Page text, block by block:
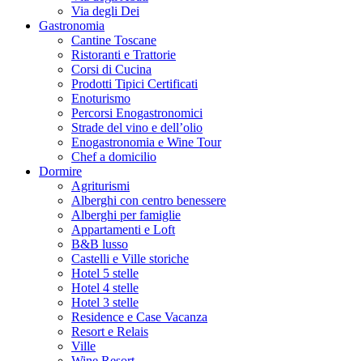
Via degli Dei
Gastronomia
Cantine Toscane
Ristoranti e Trattorie
Corsi di Cucina
Prodotti Tipici Certificati
Enoturismo
Percorsi Enogastronomici
Strade del vino e dell’olio
Enogastronomia e Wine Tour
Chef a domicilio
Dormire
Agriturismi
Alberghi con centro benessere
Alberghi per famiglie
Appartamenti e Loft
B&B lusso
Castelli e Ville storiche
Hotel 5 stelle
Hotel 4 stelle
Hotel 3 stelle
Residence e Case Vacanza
Resort e Relais
Ville